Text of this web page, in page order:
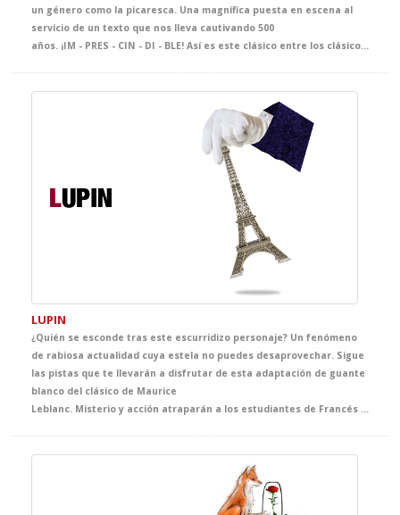
un género como la picaresca. Una magnífica puesta en escena al
servicio de un texto que nos lleva cautivando 500
años. ¡IM - PRES - CIN - DI - BLE! Así es este clásico entre los clásicos. Un texto que lleno de frescura ha inspirado y divertido a generaciones.
LUPIN
¿Quién se esconde tras este escurridizo personaje? Un fenómeno
de rabiosa actualidad cuya estela no puedes desaprovechar. Sigue
las pistas que te llevarán a disfrutar de esta adaptación de guante
blanco del clásico de Maurice
Leblanc. Misterio y acción atraparán a los estudiantes de Francés desde el primer momento hasta el final.